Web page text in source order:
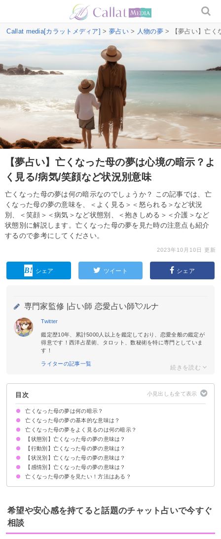
Callat media[カラットメディア] > 夢占い> 人物の夢> 【夢占い】亡く
【夢占い】亡くなった母の夢は心境の暗示？よ
く見る/病気/笑顔など状況別意味
亡くなった母の夢は何の暗示なのでしょうか？ この記事では、亡
くなった母の夢の意味を、＜よく見る＞＜怒られる＞など状況
別、＜笑顔＞＜病気＞など状態別、＜抱きしめる＞＜介護＞など
状態別に解説します。亡くなった母の夢を見た時の注意点も紹介
するので参考にしてください。
2023年10月10日 更新
シェア ツイート シェア
専門家監修 | 占い師 恋愛占い師💘ルナ
Twitter
鑑定歴10年、累計5000人以上を鑑定しており、恋愛全般の鑑定が
得意です！西洋占星術、タロット、数秘術を特に専門としていま
す！
ライターの記事一覧
目次
亡くなった母の夢は何の暗示？
亡くなった母の夢の基本的な意味は？
内面や心境の変化を暗示
状況によって意味が決まる
亡くなった母の夢をよく見るのは何の暗示？
夢のメッセージ性が強くなる
【状態別】亡くなった母の夢の意味は？
亡くなった母が笑顔の夢【吉夢】
亡くなった母が病気になる夢【警告夢】
亡くなった母が無表情の夢【警告夢】
亡くなった母が喋らない夢【警告夢】
亡くなった母が生き返る夢【吉夢】
亡くなった母が泣く夢【警告夢】
亡くなった母が料理をする夢【吉夢】
亡くなった母と旅行に行く夢【吉夢】
【行動別】亡くなった母の夢の意味は？
亡くなった母を抱きしめる夢【吉夢】
亡くなった母を介護する夢【吉夢】
亡くなった母と話す夢【吉夢】
亡くなった母と喧嘩する夢【警告夢】
亡くなった母と買い物する夢【吉夢】
亡くなった母と電話する夢【警告夢】
亡くなった母の葬式に行く夢【吉夢】
亡くなった母に謝る夢【吉夢】
亡くなった母と食事する夢【吉夢】
【状況別】亡くなった母の夢の意味は？
亡くなった母に怒られる夢【警告夢】
亡くなった母に抱きしめられる夢【警告夢】
亡くなった母が運転する夢【警告夢】
亡くなった母が掃除する夢【吉夢】
亡くなった母が再び亡くなる夢【吉夢】
亡くなった母が寝ている夢【警告夢】
亡くなった母が結婚する夢【吉夢】
亡くなった母からプレゼントされる夢【警告夢】
亡くなった母が血を流す夢【警告夢】
【感情別】亡くなった母の夢の意味は？
亡くなった母が出てきて泣く夢【吉夢】
亡くなった母が出てきて嬉しい夢【吉夢】
亡くなった母が出てきて悲しい夢【警告夢】
亡くなった母が出てきて戸惑う夢【警告夢】
亡くなった母の夢を見たい！方法はある？
①寝る前に亡くなった母のことについて考える
②ビタミンや魚を摂取する
③普段から注意深く世界を観察する
希望や安心感を持てると話題のチャット占いで今すぐ
相談